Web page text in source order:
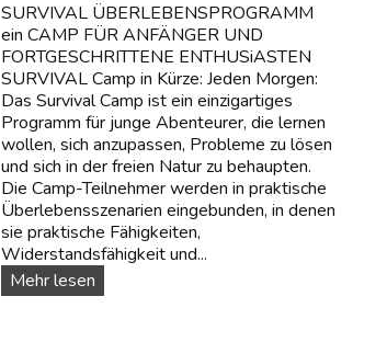
O
R
T
T
E
E
N
A
G
E
R
C
A
M
SURVIVAL ÜBERLEBENSPROGRAMM
ein CAMP FÜR ANFÄNGER UND
FORTGESCHRITTENE ENTHUSiASTEN
SURVIVAL Camp in Kürze: Jeden Morgen:
Das Survival Camp ist ein einzigartiges
Programm für junge Abenteurer, die lernen
wollen, sich anzupassen, Probleme zu lösen
und sich in der freien Natur zu behaupten.
Die Camp-Teilnehmer werden in praktische
Überlebensszenarien eingebunden, in denen
sie praktische Fähigkeiten,
Widerstandsfähigkeit und...
Mehr lesenS
U